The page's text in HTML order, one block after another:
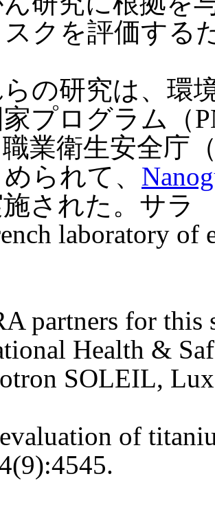
クを評価する
の研究は、環
プログラム（
業衛生安全庁
られて、
された。サラ
laboratory
partners for this
Health &
SOLEIL,
of